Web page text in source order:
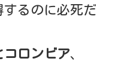
るのに必死だ
コロンビア、